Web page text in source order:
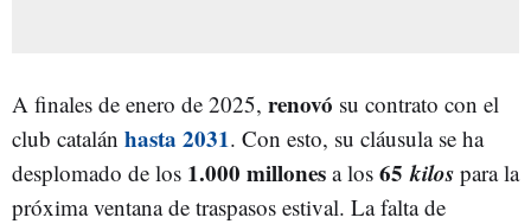
A finales de enero de 2025, renovó su contrato con el
club catalán hasta 2031. Con esto, su cláusula se ha
desplomado de los 1.000 millones a los 65kilos para la
próxima ventana de traspasos estival. La falta de